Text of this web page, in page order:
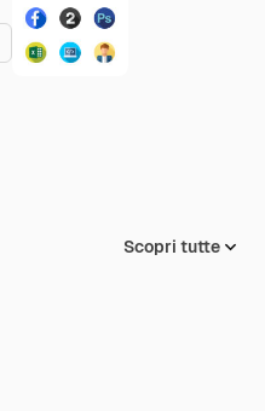
Scopri tutte